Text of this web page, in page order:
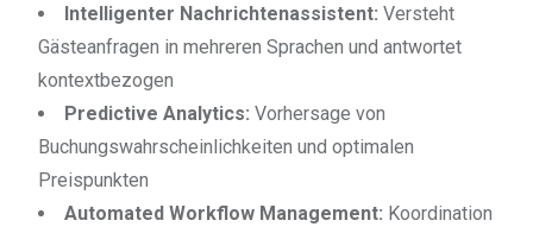
Intelligenter Nachrichtenassistent: Versteht
Gästeanfragen in mehreren Sprachen und antwortet
kontextbezogen
Predictive Analytics: Vorhersage von
Buchungswahrscheinlichkeiten und optimalen
Preispunkten
Automated Workflow Management: Koordination